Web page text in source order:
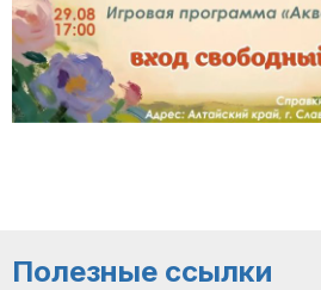
Полезные ссылки